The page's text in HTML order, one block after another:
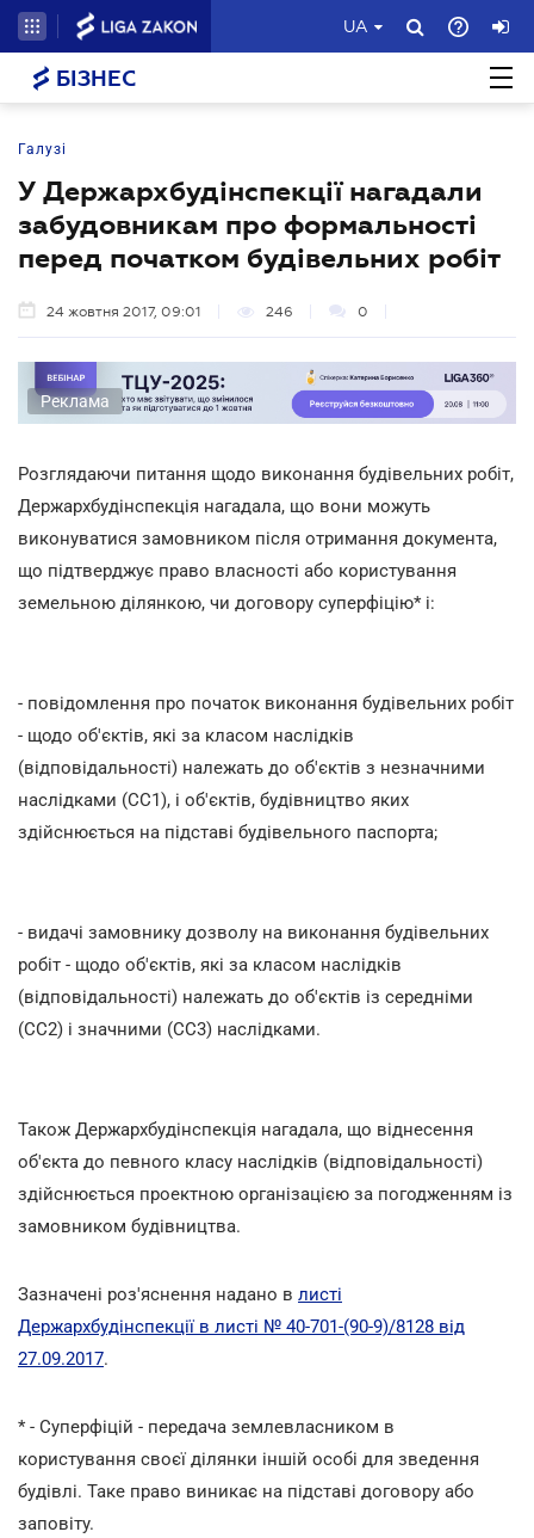
UA
БІЗНЕС
Галузі
У Держархбудінспекції нагадали
забудовникам про формальності
перед початком будівельних робіт
24 жовтня 2017, 09:01 246 0
Реклама
Розглядаючи питання щодо виконання будівельних робіт,
Держархбудінспекція нагадала, що вони можуть
виконуватися замовником після отримання документа,
що підтверджує право власності або користування
земельною ділянкою, чи договору суперфіцію* і:
- повідомлення про початок виконання будівельних робіт
- щодо об'єктів, які за класом наслідків
(відповідальності) належать до об'єктів з незначними
наслідками (СС1), і об'єктів, будівництво яких
здійснюється на підставі будівельного паспорта;
- видачі замовнику дозволу на виконання будівельних
робіт - щодо об'єктів, які за класом наслідків
(відповідальності) належать до об'єктів із середніми
(СС2) і значними (СС3) наслідками.
Також Держархбудінспекція нагадала, що віднесення
об'єкта до певного класу наслідків (відповідальності)
здійснюється проектною організацією за погодженням із
замовником будівництва.
Зазначені роз'яснення надано в листі
Держархбудінспекції в листі № 40-701-(90-9)/8128 від
27.09.2017.
* - Суперфіцій - передача землевласником в
користування своєї ділянки іншій особі для зведення
будівлі. Таке право виникає на підставі договору або
заповіту.